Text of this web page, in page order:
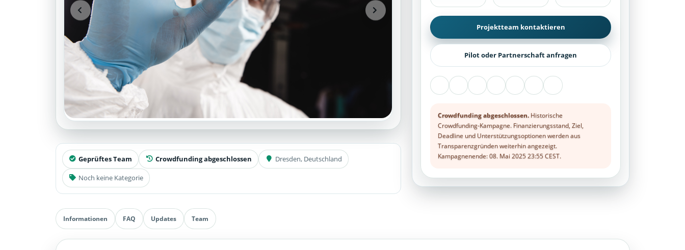
Geprüftes Team Crowdfunding abgeschlossen Dresden, Deutschland
Noch keine Kategorie
Projektteam kontaktieren
Pilot oder Partnerschaft anfragen
Crowdfunding abgeschlossen.Historische
Crowdfunding-Kampagne. Finanzierungsstand, Ziel,
Deadline und Unterstützungsoptionen werden aus
Transparenzgründen weiterhin angezeigt.
Kampagnenende: 08. Mai 2025 23:55 CEST.
Informationen FAQ Updates Team